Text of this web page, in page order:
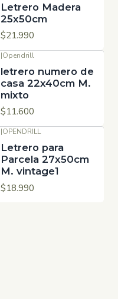
Letrero Madera
25x50cm
$21.990
|Opendrill
letrero numero de
casa 22x40cm M.
mixto
$11.600
|OPENDRILL
Letrero para
Parcela 27x50cm
M. vintage1
$18.990